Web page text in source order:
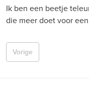
Ik ben een beetje
die meer doet voor
Vorige